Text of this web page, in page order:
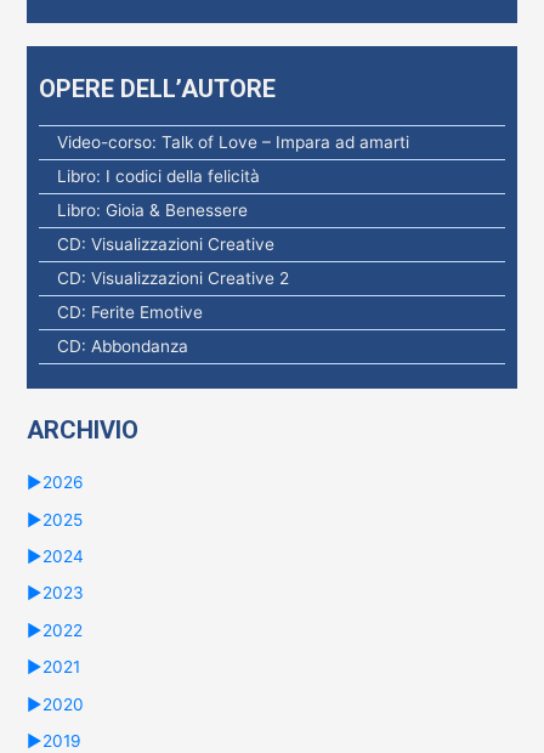
OPERE DELL’AUTORE
Video-corso: Talk of Love – Impara ad amarti
Libro: I codici della felicità
Libro: Gioia & Benessere
CD: Visualizzazioni Creative
CD: Visualizzazioni Creative 2
CD: Ferite Emotive
CD: Abbondanza
ARCHIVIO
►2026
►2025
►2024
►2023
►2022
►2021
►2020
►2019